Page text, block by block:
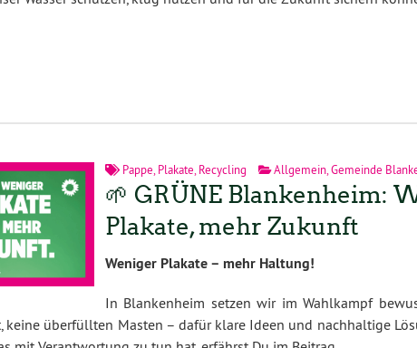
Pappe Plakate Recycling Allgemein, Gemeinde
🌱 GRÜNE Blankenheim:
Plakate, mehr Zukunft
Weniger Plakate – mehr Haltung!
In Blankenheim setzen wir im Wahlkampf
keine überfüllten Masten – dafür klare Ideen und nachhaltige